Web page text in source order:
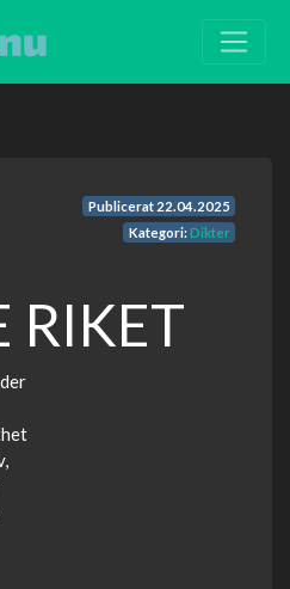
Publicerat 22.04.2025
Kategori:Dikter
RIKET